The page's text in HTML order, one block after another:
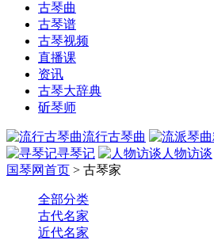
古琴曲
古琴谱
古琴视频
直播课
资讯
古琴大辞典
斫琴师
流行古琴曲
寻琴记
人物访谈
国琴网首页 > 古琴家
全部分类
古代名家
近代名家